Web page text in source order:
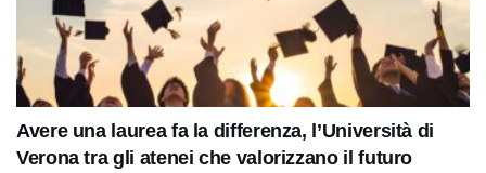
Avere una laurea fa la differenza, l’Università di
Verona tra gli atenei che valorizzano il futuro